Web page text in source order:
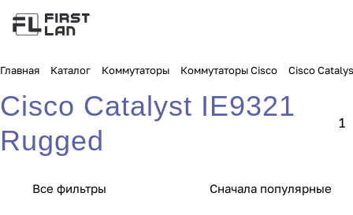
Главная Каталог Коммутаторы Коммутаторы Cisco Cisco
Cisco Catalyst IE9321
Rugged
1
Все фильтры Сначала популярные